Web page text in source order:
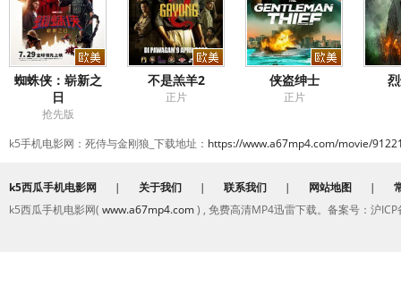
蜘蛛侠：崭新之
日
抢先版
不是羔羊2
正片
侠盗绅士
正片
k5手机电影网：死侍与金刚狼_下载地址： https://www.a67mp4.com/movie/
k5西瓜手机电影网 | 关于我们 | 联系我们 | 网站地图 |
k5西瓜手机电影网( www.a67mp4.com) , 免费高清MP4迅雷下载。备案号：沪